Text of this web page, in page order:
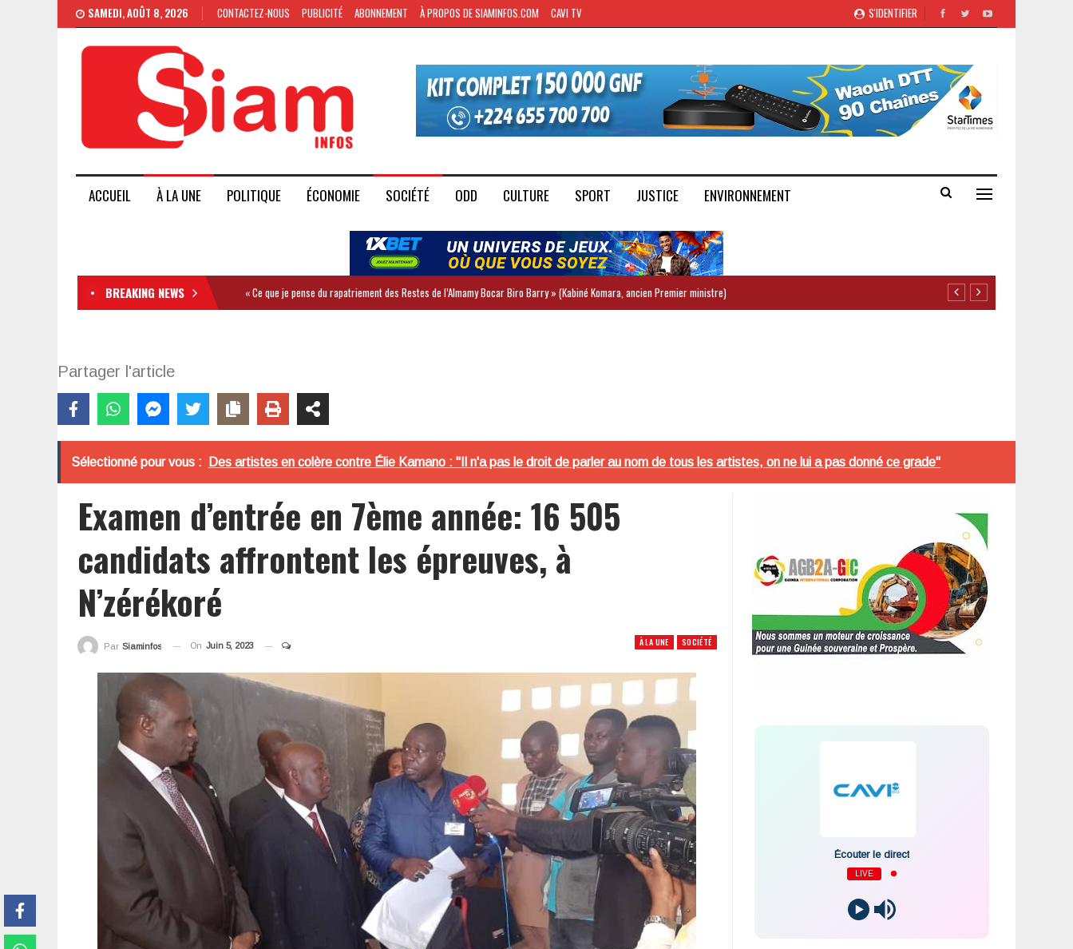
S'IDENTIFIER
SAMEDI, AOÛT 8, 2026 CONTACTEZ-NOUS PUBLICITÉ ABONNEMENT À PROPOS DE SIAMINFOS.COM CAVI TV
ACCUEIL À LA UNE POLITIQUE ÉCONOMIE SOCIÉTÉ ODD CULTURE SPORT JUSTICE ENVIRONNEMENT
BREAKING NEWS « Ce que je pense du rapatriement des Restes de l’Almamy Bocar Biro Barry » (Kabiné Komara, ancien Premier ministre)
Partager l'article
Sélectionné pour vous : Des artistes en colère contre Élie Kamano : "Il n'a pas le droit de parler au nom de tous les artistes, on ne lui a pas donné ce grade"
Examen d’entrée en 7ème année: 16 505
candidats affrontent les épreuves, à
N’zérékoré
À LA UNE SOCIÉTÉ
Par Siaminfos On Juin 5, 2023
Écouter le direct
LIVE